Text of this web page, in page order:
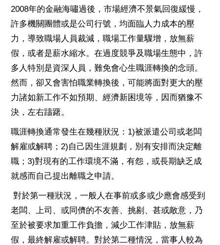
2008年的金融海嘯過後，市場經濟不景氣回復緩慢，
許多機關團體或是公司行號，均面臨人力成本的壓
力，導致職場人員裁減，職場工作量驟增，放無薪
假，或者是薪水縮水。在過度競爭及職場生態中，許
多人特別是資深人員，難免會心生職涯轉換的念頭。
然而，卻又會害怕職業轉換後，可能將面對更大的壓
力諸如新工作不如預期、經濟新困境等，因而猶豫不
決，左右躊躇。
職涯轉換通常發生在幾種狀況：1)被派遣公司或老闆
解雇或解聘；2)自己因生涯規劃，別有安排而決定離
職；3)對現有的工作環境不滿，有怨，或長期缺乏成
就感而自己提出離職之申請。
對於第一種狀況，一般人在事前或多或少應會感受到
老闆、上司、或同儕的不友善、挑剔、甚或敵意，乃
至於被要求加重工作負擔，減少工作津貼，放無薪
假，最終解雇或解聘。對於第二種情況，當事人較為